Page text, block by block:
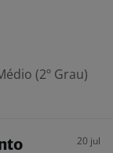
(2º Grau)
20 jul